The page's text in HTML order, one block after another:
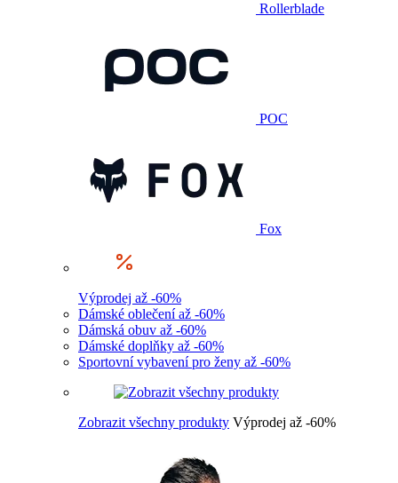
Rollerblade
POC
Fox
Výprodej až -60%
Dámské oblečení až -60%
Dámská obuv až -60%
Dámské doplňky až -60%
Sportovní vybavení pro ženy až -60%
Zobrazit všechny produkty Výprodej až -60%